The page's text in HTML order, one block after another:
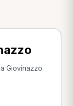
Giovinazzo.